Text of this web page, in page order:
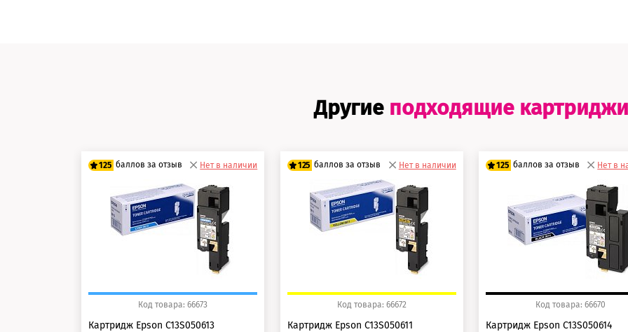
Другие подходящие картриджи
125 баллов за отзыв
100 баллов
125 баллов
Нет в наличии
Код товара: 66673
Картридж Epson C13S050613
125 баллов за отзыв
100 баллов
125 баллов
Нет в наличии
Код товара: 66672
Картридж Epson C13S050611
125 баллов за отзыв
100 баллов
125 баллов
Нет в
Код товара: 66670
Картридж Epson C13S050614